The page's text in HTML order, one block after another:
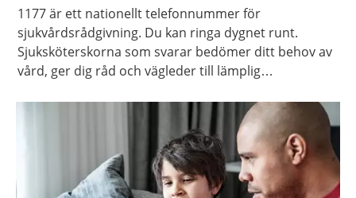
1177 är ett nationellt telefonnummer för
sjukvårdsrådgivning. Du kan ringa dygnet runt.
Sjuksköterskorna som svarar bedömer ditt behov av
vård, ger dig råd och vägleder till lämplig